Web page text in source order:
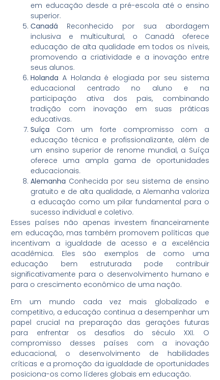
em educação desde a pré-escola até o ensino
superior.
Canadá Reconhecido por sua abordagem
inclusiva e multicultural, o Canadá oferece
educação de alta qualidade em todos os níveis,
promovendo a criatividade e a inovação entre
seus alunos.
Holanda A Holanda é elogiada por seu sistema
educacional centrado no aluno e na
participação ativa dos pais, combinando
tradição com inovação em suas práticas
educativas.
Suíça Com um forte compromisso com a
educação técnica e profissionalizante, além de
um ensino superior de renome mundial, a Suíça
oferece uma ampla gama de oportunidades
educacionais.
Alemanha Conhecida por seu sistema de ensino
gratuito e de alta qualidade, a Alemanha valoriza
a educação como um pilar fundamental para o
sucesso individual e coletivo.
Esses países não apenas investem financeiramente
em educação, mas também promovem políticas que
incentivam a igualdade de acesso e a excelência
acadêmica. Eles são exemplos de como uma
educação bem estruturada pode contribuir
significativamente para o desenvolvimento humano e
para o crescimento econômico de uma nação.
Em um mundo cada vez mais globalizado e
competitivo, a educação continua a desempenhar um
papel crucial na preparação das gerações futuras
para enfrentar os desafios do século XXI. O
compromisso desses países com a inovação
educacional, o desenvolvimento de habilidades
críticas e a promoção da igualdade de oportunidades
posiciona-os como líderes globais em educação.